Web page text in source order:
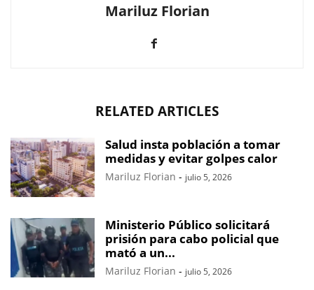
Mariluz Florian
RELATED ARTICLES
Salud insta población a tomar
medidas y evitar golpes calor
Mariluz Florian - julio 5, 2026
Ministerio Público solicitará
prisión para cabo policial que
mató a un...
Mariluz Florian - julio 5, 2026